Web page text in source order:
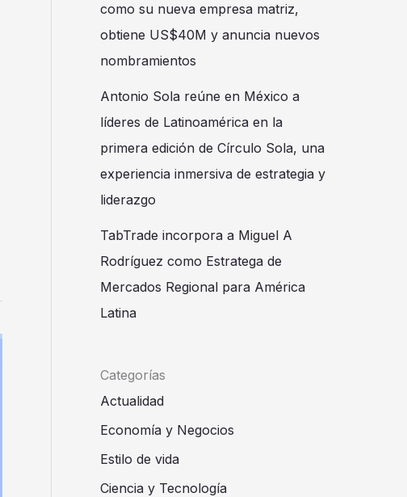
como su nueva empresa matriz,
obtiene US$40M y anuncia nuevos
nombramientos
Antonio Sola reúne en México a
líderes de Latinoamérica en la
primera edición de Círculo Sola, una
experiencia inmersiva de estrategia y
liderazgo
TabTrade incorpora a Miguel A
Rodríguez como Estratega de
Mercados Regional para América
Latina
Categorías
Actualidad
Economía y Negocios
Estilo de vida
Ciencia y Tecnología